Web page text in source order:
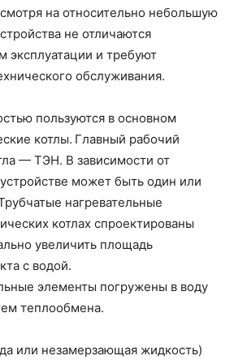
на относительно небольшую
не отличаются
эксплуатации и требуют
обслуживания.
пользуются в основном
котлы. Главный рабочий
— ТЭН. В зависимости от
может быть один или
нагревательные
котлах спроектированы
увеличить площадь
с водой.
элементы погружены в воду
теплообмена.
или незамерзающая жидкость)